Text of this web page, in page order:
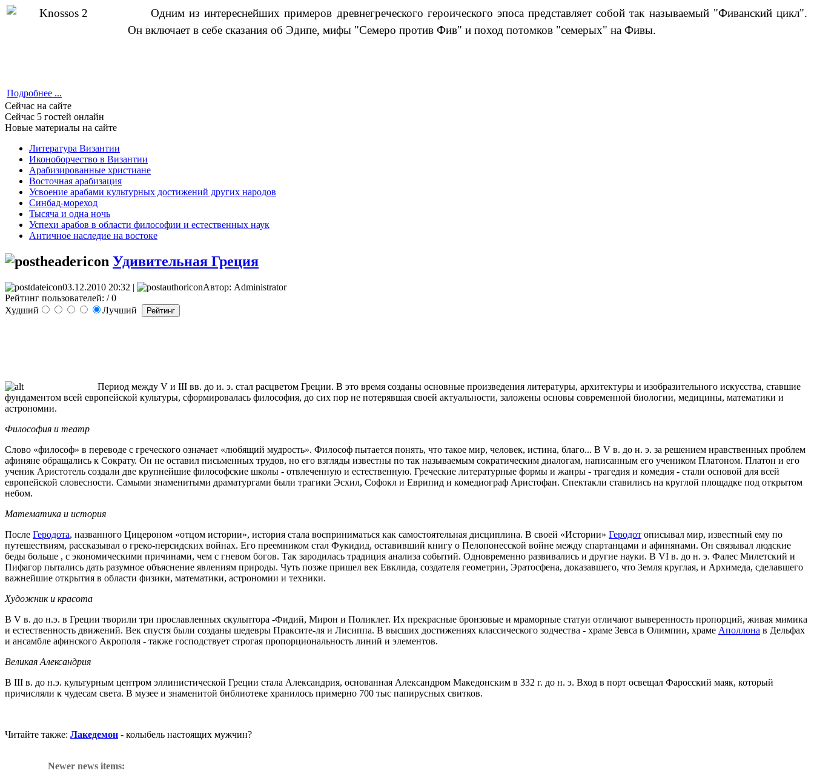
Одним из интереснейших примеров древнегреческого героического эпоса представляет собой так называемый "Фиванский цикл".
Он включает в себе сказания об Эдипе, мифы "Семеро против Фив" и поход потомков "семерых" на Фивы.
Подробнее ...
Сейчас на сайте
Сейчас 5 гостей онлайн
Новые материалы на сайте
Литература Византии
Иконоборчество в Византии
Арабизированные христиане
Восточная арабизация
Усвоение арабами культурных достижений других народов
Синбад-мореход
Тысяча и одна ночь
Успехи арабов в области философии и естественных наук
Античное наследие на востоке
Удивительная Греция
03.12.2010 20:32 |
Автор: Administrator
Рейтинг пользователей: / 0
Худший
Лучший
Период между V и III вв. до и. э. стал расцветом Греции. В это время созданы основные произведения литературы, архитектуры и изобразительного искусства, ставшие
фундаментом всей европейской культуры, сформировалась философия, до сих пор не потерявшая своей актуальности, заложены основы современной биологии, медицины, математики и
астрономии.
Философия и театр
Слово «философ» в переводе с греческого означает «любящий мудрость». Философ пытается понять, что такое мир, человек, истина, благо... В V в. до н. э. за решением нравственных проблем
афиняне обращались к Сократу. Он не оставил письменных трудов, но его взгляды известны по так называемым сократическим диалогам, написанным его учеником Платоном. Платон и его
ученик Аристотель создали две крупнейшие философские школы - отвлеченную и естественную. Греческие литературные формы и жанры - трагедия и комедия - стали основой для всей
европейской словесности. Самыми знаменитыми драматургами были трагики Эсхил, Софокл и Еврипид и комедиограф Аристофан. Спектакли ставились на круглой площадке под открытом
небом.
Математика и история
После Геродота, названного Цицероном «отцом истории», история стала восприниматься как самостоятельная дисциплина. В своей «Истории» Геродот описывал мир, известный ему по
путешествиям, рассказывал о греко-персидских войнах. Его преемником стал Фукидид, оставивший книгу о Пелопонесской войне между спартанцами и афинянами. Он связывал людские
беды больше , с экономическими причинами, чем с гневом богов. Так зародилась традиция анализа событий. Одновременно развивались и другие науки. В VI в. до н. э. Фалес Милетский и
Пифагор пытались дать разумное объяснение явлениям природы. Чуть позже пришел век Евклида, создателя геометрии, Эратосфена, доказавшего, что Земля круглая, и Архимеда, сделавшего
важнейшие открытия в области физики, математики, астрономии и техники.
Художники красота
В V в. до н.э. в Греции творили три прославленных скульптора -Фидий, Мирон и Поликлет. Их прекрасные бронзовые и мраморные статуи отличают выверенность пропорций, живая мимика
и естественность движений. Век спустя были созданы шедевры Праксите-ля и Лисиппа. В высших достижениях классического зодчества - храме Зевса в Олимпии, храме Аполлона в Дельфах
и ансамбле афинского Акрополя - также господствует строгая пропорциональность линий и элементов.
Великая Александрия
В III в. до н.э. культурным центром эллинистической Греции стала Александрия, основанная Александром Македонским в 332 г. до н. э. Вход в порт освещал Фаросский маяк, который
причисляли к чудесам света. В музее и знаменитой библиотеке хранилось примерно 700 тыс папирусных свитков.
Читайте также: Лакедемон - колыбель настоящих мужчин?
Newer news items: